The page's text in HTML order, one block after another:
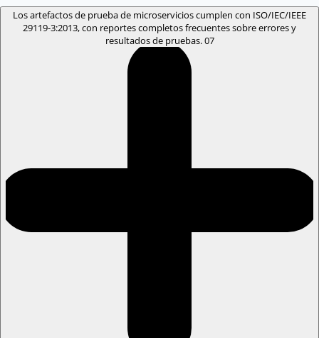
Los artefactos de prueba de microservicios cumplen con ISO/IEC/IEEE
29119-3:2013, con reportes completos frecuentes sobre errores y
resultados de pruebas.07